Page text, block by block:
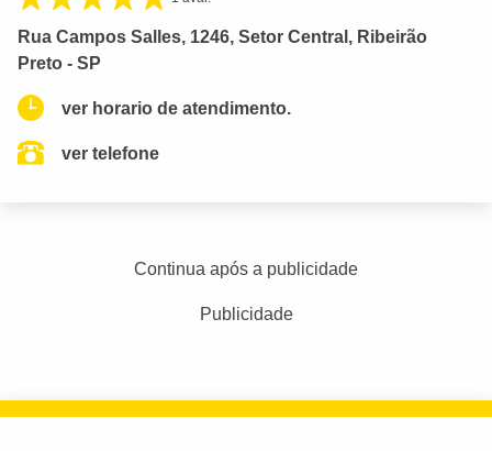
Rua Campos Salles, 1246, Setor Central, Ribeirão
Preto - SP
ver horario de atendimento.
ver telefone
Continua após a publicidade
Publicidade